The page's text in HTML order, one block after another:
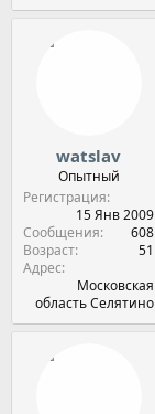
watslav
Опытный
Регистрация
15 Янв 2009
Сообщения
608
Возраст
51
Адрес
Московская
область Селятино